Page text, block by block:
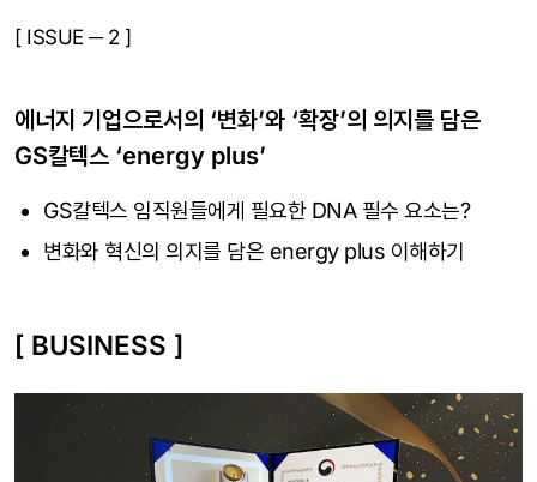
[ ISSUE ─ 2 ]
에너지 기업으로서의 ‘변화’와 ‘확장’의 의지를 담은
GS칼텍스 ‘energy plus’
GS칼텍스 임직원들에게 필요한 DNA 필수 요소는?
변화와 혁신의 의지를 담은 energy plus 이해하기
[ BUSINESS ]